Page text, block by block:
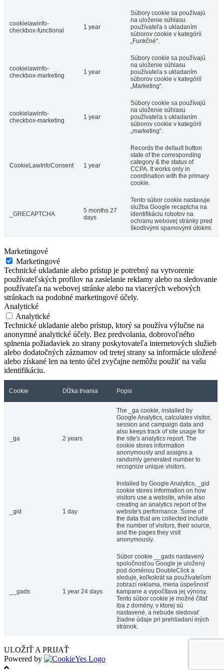
cookielawinfo-
checkbox-functional
1 year
Súbory cookie sa používajú
na uloženie súhlasu
používateľa s ukladaním
súborov cookie v kategórii
„Funkčné“.
cookielawinfo-
checkbox-marketing
1 year
Súbory cookie sa používajú
na uloženie súhlasu
používateľa s ukladaním
súborov cookie v kategórii
„Marketing“.
cookielawinfo-
checkbox-marketing
1 year
Súbory cookie sa používajú
na uloženie súhlasu
používateľa s ukladaním
súborov cookie v kategórii
„marketing“.
CookieLawInfoConsent 1 year
Records the default button
state of the corresponding
category & the status of
CCPA. It works only in
coordination with the primary
cookie.
_GRECAPTCHA
5 months 27
days
Tento súbor cookie nastavuje
služba Google recaptcha na
identifikáciu robotov na
ochranu webovej stránky pred
škodlivými spamovými útokmi.
Marketingové
Marketingové
Technické ukladanie alebo prístup je potrebný na vytvorenie
používateľských profilov na zasielanie reklamy alebo na sledovanie
používateľa na webovej stránke alebo na viacerých webových
stránkach na podobné marketingové účely.
Analytické
Analytické
Technické ukladanie alebo prístup, ktorý sa používa výlučne na
anonymné analytické účely. Bez predvolania, dobrovoľného
splnenia požiadaviek zo strany poskytovateľa internetových služieb
alebo dodatočných záznamov od tretej strany sa informácie uložené
alebo získané len na tento účel zvyčajne nemôžu použiť na vašu
identifikáciu.
Cookie Dĺžka trvania Popis
_ga 2 years
The _ga cookie, installed by
Google Analytics, calculates visitor,
session and campaign data and
also keeps track of site usage for
the site's analytics report. The
cookie stores information
anonymously and assigns a
randomly generated number to
recognize unique visitors.
_gid 1 day
Installed by Google Analytics, _gid
cookie stores information on how
visitors use a website, while also
creating an analytics report of the
website's performance. Some of
the data that are collected include
the number of visitors, their source,
and the pages they visit
anonymously.
__gads 1 year 24 days
Súbor cookie __gads nastavený
spoločnosťou Google je uložený
pod doménou DoubleClick a
sleduje, koľkokrát sa používateľom
zobrazí reklama, meria úspešnosť
kampane a vypočítava jej výnosy.
Tento súbor cookie je možné čítať
iba z domény, v ktorej sú
nastavené, a nebude sledovať
žiadne údaje pri prehliadaní iných
stránok.
ULOŽIŤ A PRIJAŤ
Powered by